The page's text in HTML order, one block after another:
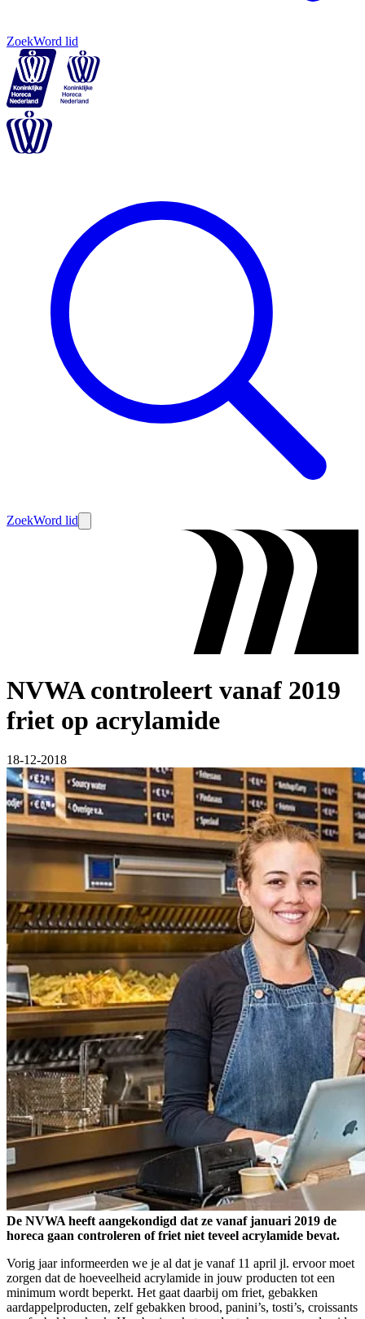
ZoekWord lid
ZoekWord lid
NVWA controleert vanaf 2019
friet op acrylamide
18-12-2018
De NVWA heeft aangekondigd dat ze vanaf januari 2019 de
horeca gaan controleren of friet niet teveel acrylamide bevat.
Vorig jaar informeerden we je al dat je vanaf 11 april jl. ervoor moet
zorgen dat de hoeveelheid acrylamide in jouw producten tot een
minimum wordt beperkt. Het gaat daarbij om friet, gebakken
aardappelproducten, zelf gebakken brood, panini’s, tosti’s, croissants